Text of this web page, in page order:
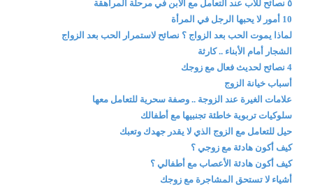
٥ نصائح للأب عند التعامل مع الابن في مرحلة المراهقة
10 أمور لا يحبها الرجل في المرأة
لماذا يموت الحب بعد الزواج ؟ نصائح لاستمرار الحب بعد الزواج
الشجار أمام الأبناء .. كارثة
4 نصائح لحديث فعال مع زوجك
أسباب خيانة الزوج
علامات الغيرة عند الزوجة .. وصفة سحرية للتعامل معها
سلوكيات تربوية خاطئة تجنبيها مع أطفالك
حيل للتعامل مع الزوج الذي لا يقدر جهدك وتعبك
كيف أكون هادئة مع زوجي ؟
كيف أكون هادئة الأعصاب مع أطفالي ؟
أشياء لا تستحق المشاجرة مع زوجك